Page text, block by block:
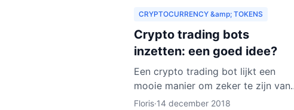
CRYPTOCURRENCY &amp; TOKENS
Crypto trading bots
inzetten: een goed idee?
Een crypto trading bot lijkt een
mooie manier om zeker te zijn van
een goede trade, maar eigenlijk kost
Floris·14 december 2018